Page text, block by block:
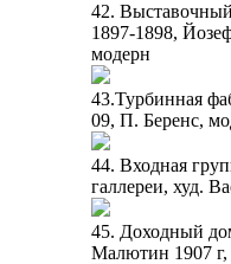
42. Выставочный
1897-1898,
модерн
43.Турбинная
09, П. Беренс,
44. Входная
галлереи, худ.
45. Доходный
Малютин 1907 г,